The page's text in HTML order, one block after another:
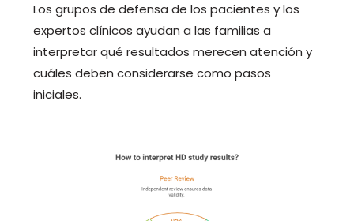
Los grupos de defensa de los pacientes y los
expertos clínicos ayudan a las familias a
interpretar qué resultados merecen atención y
cuáles deben considerarse como pasos
iniciales.